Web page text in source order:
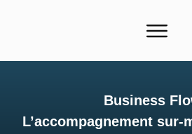
Business
L’accompagnement sur-